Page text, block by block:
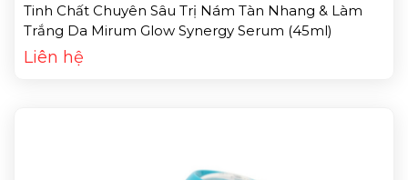
Tinh Chất Chuyên Sâu Trị Nám Tàn Nhang & Làm
Trắng Da Mirum Glow Synergy Serum (45ml)
Liên hệ